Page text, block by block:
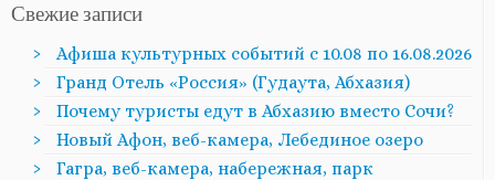
Свежие записи
Афиша культурных событий с 10.08 по 16.08.2026
Гранд Отель «Россия» (Гудаута, Абхазия)
Почему туристы едут в Абхазию вместо Сочи?
Новый Афон, веб-камера, Лебединое озеро
Гагра, веб-камера, набережная, парк